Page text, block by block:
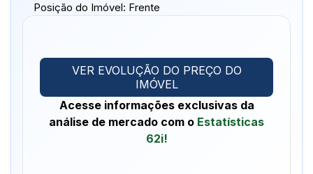
Localizada na Portaria do condomínio, com fácil
acesso ao centro de Ceilândia e perto de
combina tranquilidade e conveniência.
Quer saber mais? Entre em contato agora mesmo e
agende uma visita para encantar-se com essa
oportunidade.
Posição do Imóvel: Frente
VER EVOLUÇÃO DO PREÇO DO
IMÓVEL
Acesse informações exclusivas da
análise de mercado com o Estatísticas
62i!